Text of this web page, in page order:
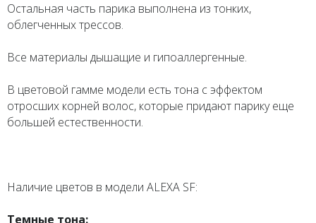
Остальная часть парика выполнена из тонких,
облегченных трессов.
Все материалы дышащие и гипоаллергенные.
В цветовой гамме модели есть тона с эффектом
отросших корней волос, которые придают парику еще
большей естественности.
Наличие цветов в модели ALEXA SF:
Темные тона: